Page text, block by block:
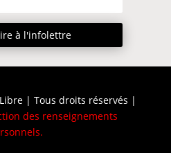
à l'infolettre
| Tous droits réservés |
des renseignements
.